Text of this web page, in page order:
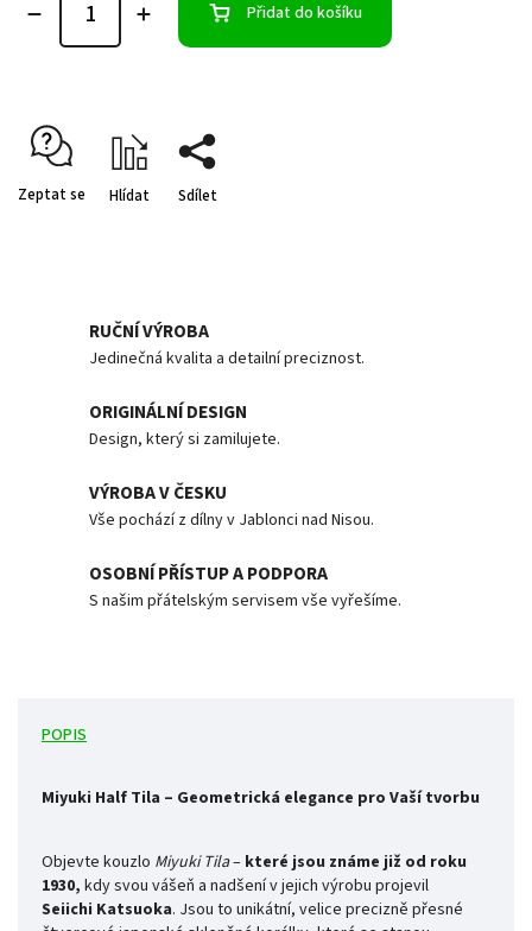
Přidat do košíku
Zeptat se Hlídat Sdílet
RUČNÍ VÝROBA
Jedinečná kvalita a detailní preciznost.
ORIGINÁLNÍ DESIGN
Design, který si zamilujete.
VÝROBA V ČESKU
Vše pochází z dílny v Jablonci nad Nisou.
OSOBNÍ PŘÍSTUP A PODPORA
S našim přátelským servisem vše vyřešíme.
POPIS
Miyuki Half Tila – Geometrická elegance pro Vaší tvorbu
Objevte kouzlo Miyuki Tila– které jsou známe již od roku
1930, kdy svou vášeň a nadšení v jejich výrobu projevil
Seiichi Katsuoka. Jsou to unikátní, velice precizně přesné